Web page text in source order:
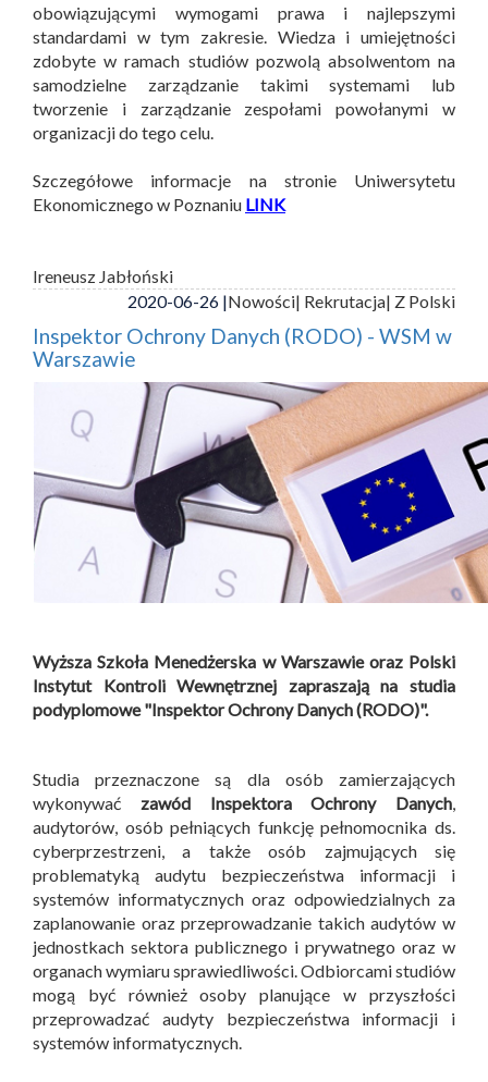
obowiązującymi wymogami prawa i najlepszymi
standardami w tym zakresie. Wiedza i umiejętności
zdobyte w ramach studiów pozwolą absolwentom na
samodzielne zarządzanie takimi systemami lub
tworzenie i zarządzanie zespołami powołanymi w
organizacji do tego celu.
Szczegółowe informacje na stronie Uniwersytetu
Ekonomicznego w Poznaniu LINK
Ireneusz Jabłoński
2020-06-26 |Nowości| Rekrutacja| Z Polski
Inspektor Ochrony Danych (RODO) - WSM w
Warszawie
Wyższa Szkoła Menedżerska w Warszawie oraz Polski
Instytut Kontroli Wewnętrznej zapraszają na studia
podyplomowe "Inspektor Ochrony Danych (RODO)".
Studia przeznaczone są dla osób zamierzających
wykonywać zawód Inspektora Ochrony Danych
audytorów, osób pełniących funkcję pełnomocnika ds.
cyberprzestrzeni, a także osób zajmujących się
problematyką audytu bezpieczeństwa informacji i
systemów informatycznych oraz odpowiedzialnych za
zaplanowanie oraz przeprowadzanie takich audytów w
jednostkach sektora publicznego i prywatnego oraz w
organach wymiaru sprawiedliwości. Odbiorcami studiów
mogą być również osoby planujące w przyszłości
przeprowadzać audyty bezpieczeństwa informacji i
systemów informatycznych.